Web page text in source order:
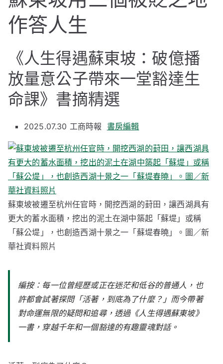
作答人生
《人生得遇蘇東坡：破億播
放量意公子帶來一堂豁達生
命課》書摘精選
2025.07.30 工商時報 書房編輯
蘇東坡被遷至杭州任官時，開挖西湖的葑田，讓西湖具有
更大的蓄水面積，挖出的泥土在湖中築起「蘇堤」或稱
「蘇公堤」，也創造西湖十景之一「蘇堤春曉」。圖／新
華社資料照片
編按：每一位曾經歷或正在迷茫和低谷的普通人，也
許都會試著探問「活著，到底為了什麼？」而今帶著
對命運無限的疑問和追尋，透過《人生得遇蘇東坡》
一書，穿越千年和一個豁達的有趣靈魂對話。